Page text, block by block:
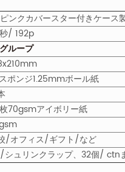
ンクカバースター付きケース
/ 192p
ループ
ポンジ1.25mmボール紙
70gsmアイボリー紙
/オフィス/ギフト/など
シュリンクラップ、32個/ ctn